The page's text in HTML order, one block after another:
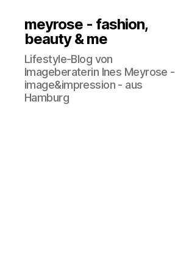
meyrose - fashion,
beauty & me
Lifestyle-Blog von
Imageberaterin Ines Meyrose -
image&impression - aus
Hamburg